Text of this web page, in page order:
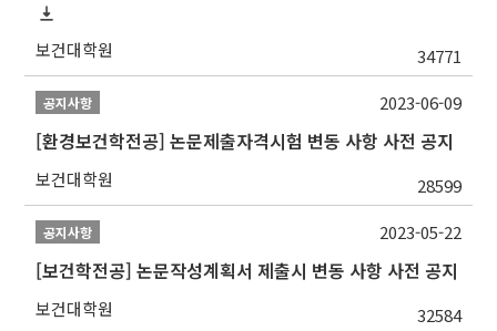
보건대학원 34771
공지사항
[환경보건학전공] 논문제출자격시험 변동 사항 사전 공지
보건대학원 28599
2023-06-09
공지사항
[보건학전공] 논문작성계획서 제출시 변동 사항 사전 공지
보건대학원 32584
2023-05-22